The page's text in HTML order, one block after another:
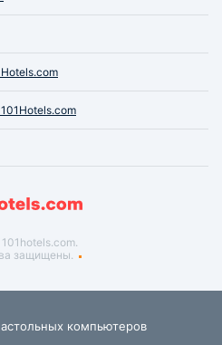
защищены.
компьютеров